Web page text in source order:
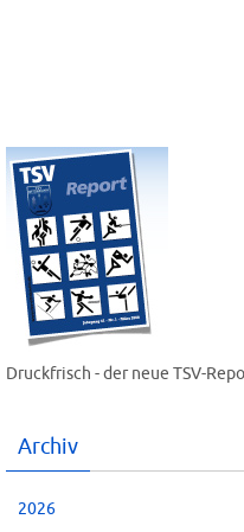
Druckfrisch - der neue TSV-
Archiv
2026